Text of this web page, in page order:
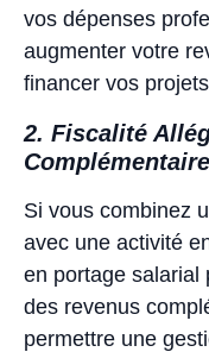
vos dépenses
augmenter votre
financer vos
2. Fiscalité
Si vous combinez
avec une activité
en portage salarial
des revenus
permettre une